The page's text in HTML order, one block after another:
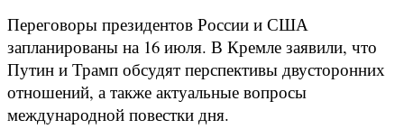
Переговоры президентов России и США
запланированы на 16 июля. В Кремле заявили, что
Путин и Трамп обсудят перспективы двусторонних
отношений, а также актуальные вопросы
международной повестки дня.